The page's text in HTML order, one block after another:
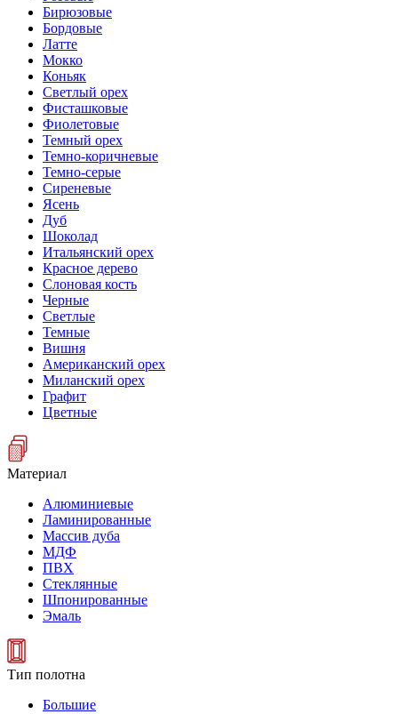
Бирюзовые
Бордовые
Латте
Мокко
Коньяк
Светлый орех
Фисташковые
Фиолетовые
Темный орех
Темно-коричневые
Темно-серые
Сиреневые
Ясень
Дуб
Шоколад
Итальянский орех
Красное дерево
Слоновая кость
Черные
Светлые
Темные
Вишня
Американский орех
Миланский орех
Графит
Цветные
Материал
Алюминиевые
Ламинированные
Массив дуба
МДФ
ПВХ
Стеклянные
Шпонированные
Эмаль
Тип полотна
Большие